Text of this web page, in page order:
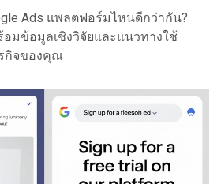
Ads แพลตฟอร์มไหนดีกว่ากัน?
อมข้อมูลเชิงวิจัยและแนวทางใช้
กิจของคุณ